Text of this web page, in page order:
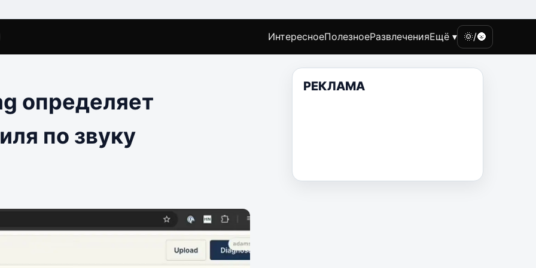
ИнтересноеПолезноеРазвлеченияЕщё ▾ 🌞/🌚
определяет
по звуку
РЕКЛАМА